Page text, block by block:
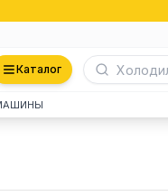
Каталог